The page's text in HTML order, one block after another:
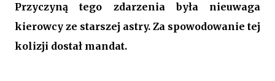
Przyczyną tego zdarzenia była nieuwaga
kierowcy ze starszej astry. Za spowodowanie tej
kolizji dostał mandat.